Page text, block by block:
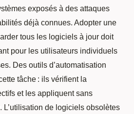
exposés à des attaques
déjà connues. Adopter une
tous les logiciels à jour doit
pour les utilisateurs individuels
Des outils d’automatisation
tâche : ils vérifient la
et les appliquent sans
L’utilisation de logiciels obsolètes